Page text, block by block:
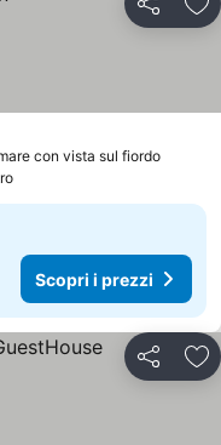
Condividi
con vista sul fiordo
Scopri i prezzi
Condividi